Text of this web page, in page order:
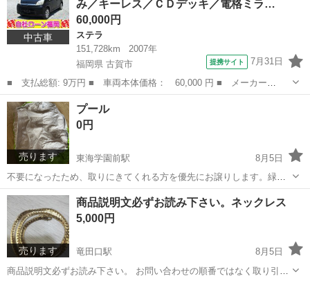
中古車
み／キーレス／ＣＤデッキ／電格ミラ…
60,000円
ステラ
151,728km
2007年
福岡県 古賀市
提携サイト 7月31日
■ 支払総額: 9万円 ■ 車両本体価格： 60,000 円 ■ メーカー
名： スバル ■ 車種名： ステラ ■ グレード名： Ｌ ／タイミ
ングベルト交換済み／キーレス／ＣＤデッキ／電格ミラー ■ 排気
量： 660cc ■...
福岡 古賀市
売ります
プール
0円
東海学園前駅
8月5日
不要になったため、取りにきてくれる方を優先にお譲りします。緑、
黄色、ピンクの三層のプールです。試しの空気入れをしてない為、不
都合を考慮して頂くと有り難いです。直径70程だと思います。
熊本 熊本市 東海学園前駅 その他
売ります
商品説明文必ずお読み下さい。ネックレス
5,000円
竜田口駅
8月5日
商品説明文必ずお読み下さい。 お問い合わせの順番ではなく取り引き